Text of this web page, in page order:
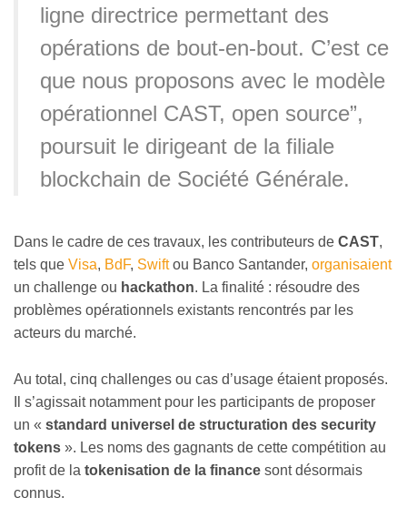
ligne directrice permettant des
opérations de bout-en-bout. C’est ce
que nous proposons avec le modèle
opérationnel CAST, open source”,
poursuit le dirigeant de la filiale
blockchain de Société Générale.
Dans le cadre de ces travaux, les contributeurs de CAST,
tels que Visa, BdF, Swiftou Banco Santander, organisaient
un challenge ou hackathon. La finalité : résoudre des
problèmes opérationnels existants rencontrés par les
acteurs du marché.
Au total, cinq challenges ou cas d’usage étaient proposés.
Il s’agissait notamment pour les participants de proposer
un « standard universel de structuration des security
tokens ». Les noms des gagnants de cette compétition au
profit de la tokenisation de la finance sont désormais
connus.